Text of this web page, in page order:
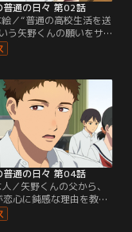
普通の日々 第02話
／“普通の高校生活を送
う矢野くんの願いをサ
意をした清子。何から
のか--と思案している
んは、無事にお昼ごはん
た試しがないと発覚。ク
の田中やメイも巻き込ん
んのお昼ごはんをめぐる
が幕を開ける！
普通の日々 第04話
／矢野くんの父から、
恋心に鈍感な理由を教え
矢野くんなりに優しさ
ていることにも気づく